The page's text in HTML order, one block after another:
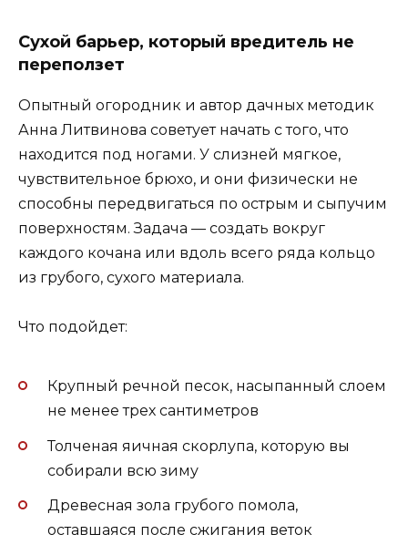
Сухой барьер, который вредитель не
переползет
Опытный огородник и автор дачных методик
Анна Литвинова советует начать с того, что
находится под ногами. У слизней мягкое,
чувствительное брюхо, и они физически не
способны передвигаться по острым и сыпучим
поверхностям. Задача — создать вокруг
каждого кочана или вдоль всего ряда кольцо
из грубого, сухого материала.
Что подойдет:
Крупный речной песок, насыпанный слоем
не менее трех сантиметров
Толченая яичная скорлупа, которую вы
собирали всю зиму
Древесная зола грубого помола,
оставшаяся после сжигания веток